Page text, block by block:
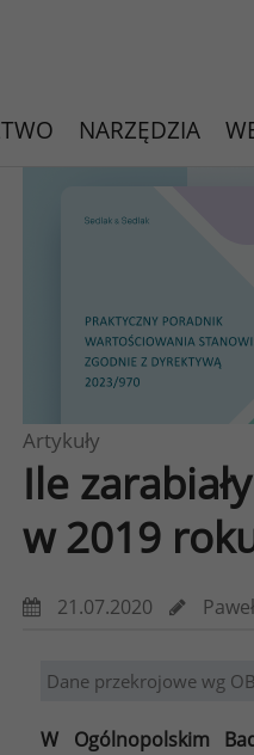
NARZĘDZIA
Artykuły
Ile
w 2019
21.07.2020
Dane przekrojowe wg
W Ogólnopolskim